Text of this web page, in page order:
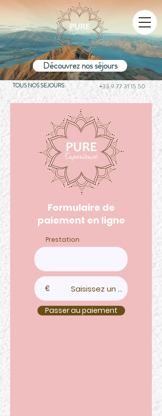
Découvrez nos séjours
+33 9 77 31 15 50
TOUS NOS SEJOURS
Formulaire de
paiement en ligne
Prestation
€
Passer au paiement